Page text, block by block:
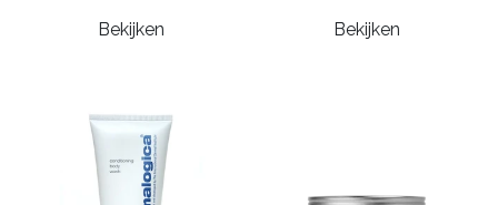
Bekijken Bekijken